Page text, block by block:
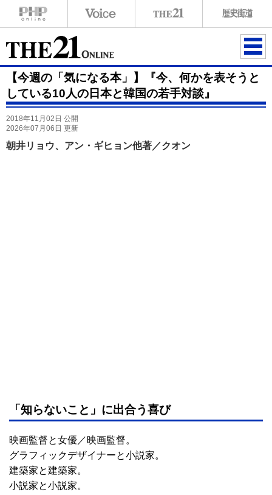
ME
NU
【今週の「気になる本」】『今、何かを表そうと
している10人の日本と韓国の若手対談』
2018年11月02日 公開
2026年07月06日 更新
朝井リョウ、アン・ギヒョン他著／クオン
「知らないこと」に出合う喜び
映画監督と女優／映画監督。
グラフィックデザイナーと小説家。
建築家と建築家。
小説家と小説家。